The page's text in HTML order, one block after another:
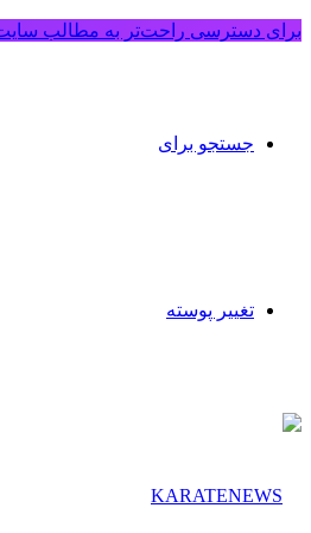
برای دسترسی راحت‌تر به مطالب سایت،
جستجو برای
تغییر پوسته